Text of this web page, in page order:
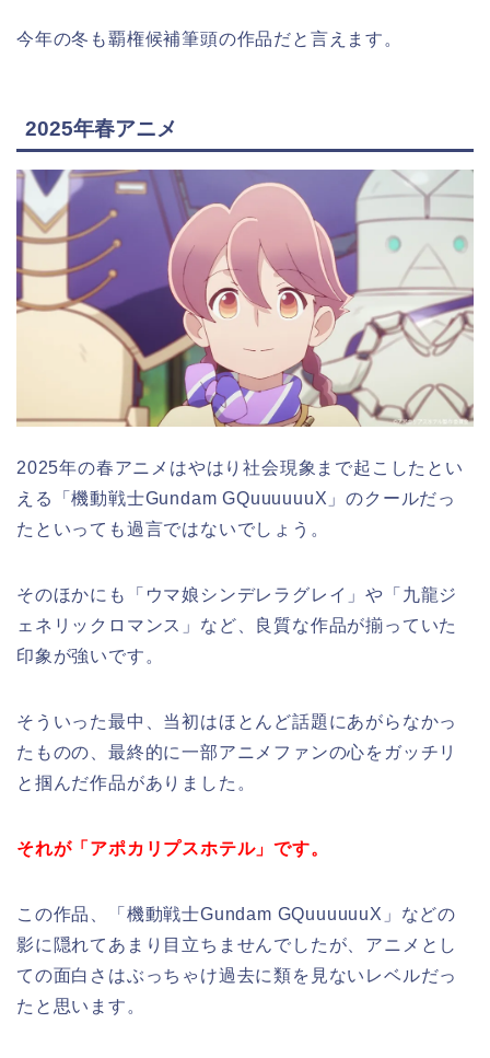
今年の冬も覇権候補筆頭の作品だと言えます。
2025年春アニメ
2025年の春アニメはやはり社会現象まで起こしたとい
える「機動戦士Gundam GQuuuuuuX」のクールだっ
たといっても過言ではないでしょう。
そのほかにも「ウマ娘シンデレラグレイ」や「九龍ジ
ェネリックロマンス」など、良質な作品が揃っていた
印象が強いです。
そういった最中、当初はほとんど話題にあがらなかっ
たものの、最終的に一部アニメファンの心をガッチリ
と掴んだ作品がありました。
それが「アポカリプスホテル」です。
この作品、「機動戦士Gundam GQuuuuuuX」などの
影に隠れてあまり目立ちませんでしたが、アニメとし
ての面白さはぶっちゃけ過去に類を見ないレベルだっ
たと思います。